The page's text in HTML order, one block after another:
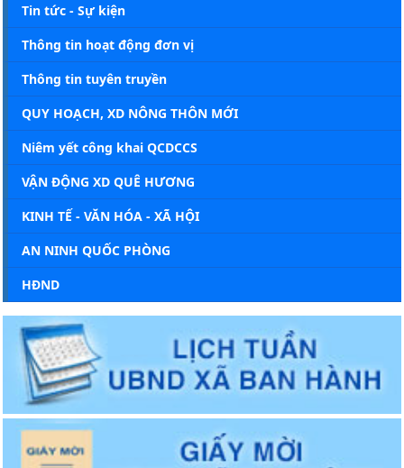
Tin tức - Sự kiện
Thông tin hoạt động đơn vị
Thông tin tuyên truyền
QUY HOẠCH, XD NÔNG THÔN MỚI
Niêm yết công khai QCDCCS
VẬN ĐỘNG XD QUÊ HƯƠNG
KINH TẾ - VĂN HÓA - XÃ HỘI
AN NINH QUỐC PHÒNG
HĐND